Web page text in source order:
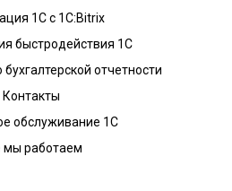
1С с 1С:Bitrix
быстродействия 1С
отчетности
Контакты
обслуживание 1С
мы работаем